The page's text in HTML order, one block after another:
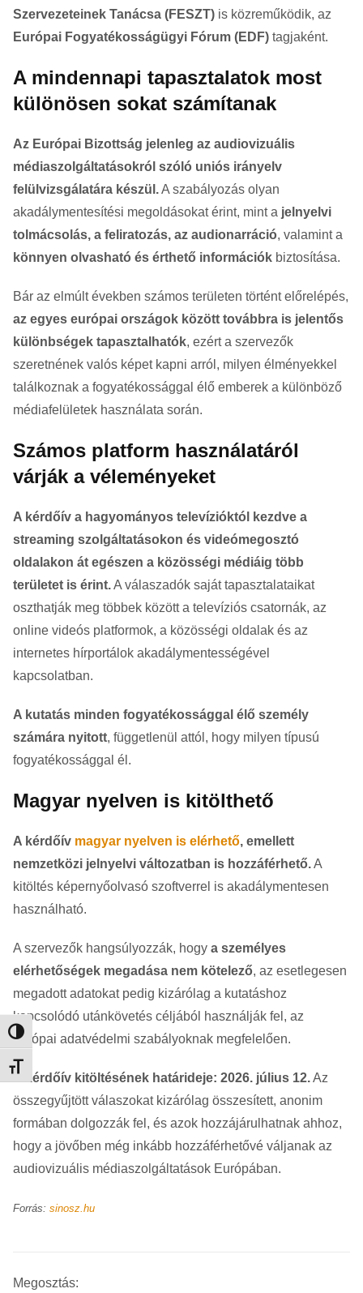
Nagy kontraszt váltása
Betűméret váltása
Szervezeteinek Tanácsa (FESZT) is közreműködik, az
Európai Fogyatékosságügyi Fórum (EDF) tagjaként.
A mindennapi tapasztalatok most
különösen sokat számítanak
Az Európai Bizottság jelenleg az audiovizuális
médiaszolgáltatásokról szóló uniós irányelv
felülvizsgálatára készül.A szabályozás olyan
akadálymentesítési megoldásokat érint, mint a jelnyelvi
tolmácsolás, a feliratozás, az audionarráció, valamint a
könnyen olvasható és érthető információk biztosítása.
Bár az elmúlt években számos területen történt előrelépés,
az egyes európai országok között továbbra is jelentős
különbségek tapasztalhatók, ezért a szervezők
szeretnének valós képet kapni arról, milyen élményekkel
találkoznak a fogyatékossággal élő emberek a különböző
médiafelületek használata során.
Számos platform használatáról
várják a véleményeket
A kérdőív a hagyományos televízióktól kezdve a
streaming szolgáltatásokon és videómegosztó
oldalakon át egészen a közösségi médiáig több
területet is érint.A válaszadók saját tapasztalataikat
oszthatják meg többek között a televíziós csatornák, az
online videós platformok, a közösségi oldalak és az
internetes hírportálok akadálymentességével
kapcsolatban.
A kutatás minden fogyatékossággal élő személy
számára nyitott, függetlenül attól, hogy milyen típusú
fogyatékossággal él.
Magyar nyelven is kitölthető
A kérdőív magyar nyelven is elérhető, emellett
nemzetközi jelnyelvi változatban is hozzáférhető.A
kitöltés képernyőolvasó szoftverrel is akadálymentesen
használható.
A szervezők hangsúlyozzák, hogy a személyes
elérhetőségek megadása nem kötelező, az esetlegesen
megadott adatokat pedig kizárólag a kutatáshoz
kapcsolódó utánkövetés céljából használják fel, az
európai adatvédelmi szabályoknak megfelelően.
A kérdőív kitöltésének határideje: 2026. július 12.Az
összegyűjtött válaszokat kizárólag összesített, anonim
formában dolgozzák fel, és azok hozzájárulhatnak ahhoz,
hogy a jövőben még inkább hozzáférhetővé váljanak az
audiovizuális médiaszolgáltatások Európában.
Forrás: sinosz.hu
Megosztás: